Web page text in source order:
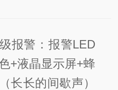
报警：报警LED
+液晶显示屏+蜂
长长的间歇声）